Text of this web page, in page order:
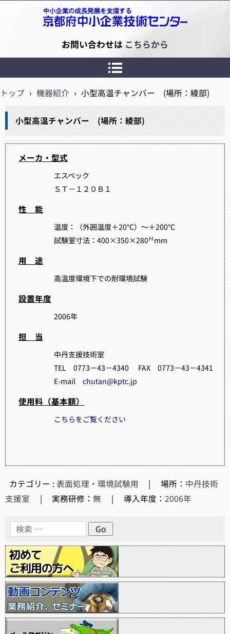
京都府中小企業技術センター
お問い合わせは こちらから
トップ › 機器紹介 › 小型高温チャンバー (場所：綾部)
小型高温チャンバー (場所：綾部)
メーカ・型式
エスペック
ＳＴ－１２０Ｂ１
性 能
温度：（外囲温度＋20℃）～＋200℃
試験室寸法：400×350×280Ｈ mm
用 途
高温度環境下での耐環境試験
設置年度
2006年
担 当
中丹支援技術室
TEL 0773－43－4340 FAX 0773－43－4341
E-mail chutan@kptc.jp
使用料（基本額）
こちらをご覧ください
カテゴリー :表面処理・環境試験用 | 場所： 中丹技術
支援室
| 実務研修： 無 | 導入年度： 2006年